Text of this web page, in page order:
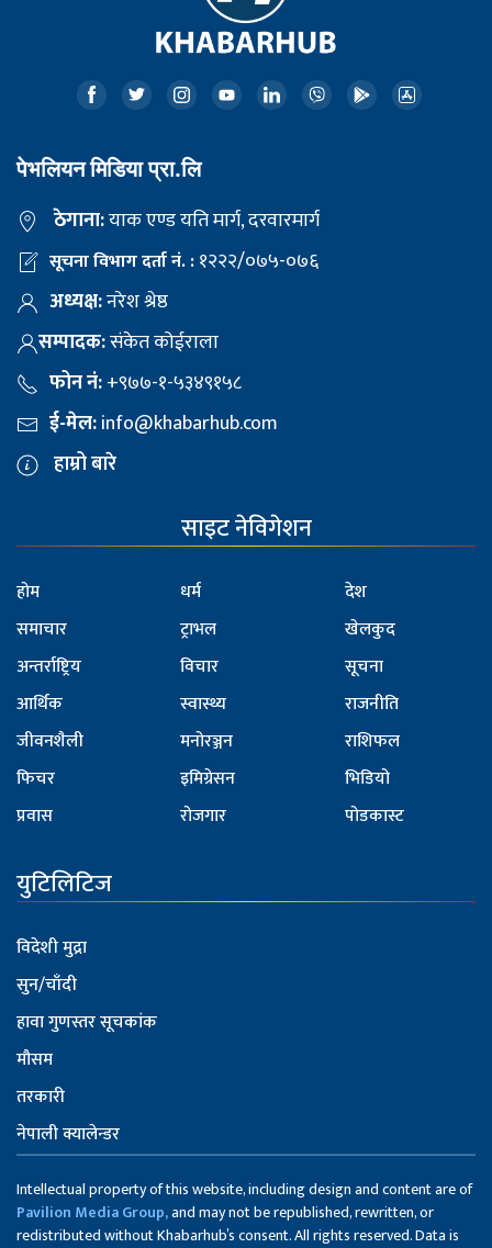
पेभलियन मिडिया प्रा.लि
ठेगाना:याक एण्ड यति मार्ग, दरवारमार्ग
सूचना विभाग दर्ता नं. :१२२२/०७५-०७६
अध्यक्ष:नरेश श्रेष्ठ
सम्पादक:संकेत कोईराला
फोन नं:+९७७-१-५३४९१५८
ई-मेल:info@khabarhub.com
हाम्रो बारे
साइट नेविगेशन
होम
समाचार
अन्तर्राष्ट्रिय
आर्थिक
जीवनशैली
फिचर
प्रवास
धर्म
ट्राभल
विचार
स्वास्थ्य
मनोरञ्जन
इमिग्रेसन
रोजगार
देश
खेलकुद
सूचना
राजनीति
राशिफल
भिडियो
पोडकास्ट
युटिलिटिज
विदेशी मुद्रा
सुन/चाँदी
हावा गुणस्तर सूचकांक
मौसम
तरकारी
नेपाली क्यालेन्डर
Intellectual property of this website, including design and content are of
Pavilion Media Group,and may not be republished, rewritten, or
redistributed without Khabarhub’s consent. All rights reserved. Data is